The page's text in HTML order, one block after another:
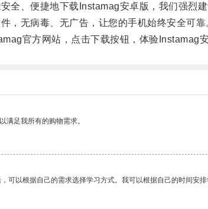
、便捷地下载Instamag安卓版，我们强烈建
无病毒、无广告，让您的手机始终安全可靠
官方网站，点击下载按钮，体验Instamag安
满足我所有的购物需求。
可以根据自己的需求选择学习方式。我可以根据自己的时间安排